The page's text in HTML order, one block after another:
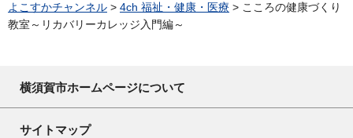
よこすかチャンネル > 4ch 福祉・健康・医療 > こころの健康づくり
教室～リカバリーカレッジ入門編～
横須賀市ホームページについて
サイトマップ